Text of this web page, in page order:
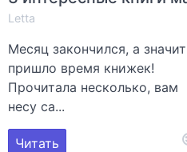
Letta
Месяц закончился, а значит
пришло время книжек!
Прочитала несколько, вам
несу са...
Читать